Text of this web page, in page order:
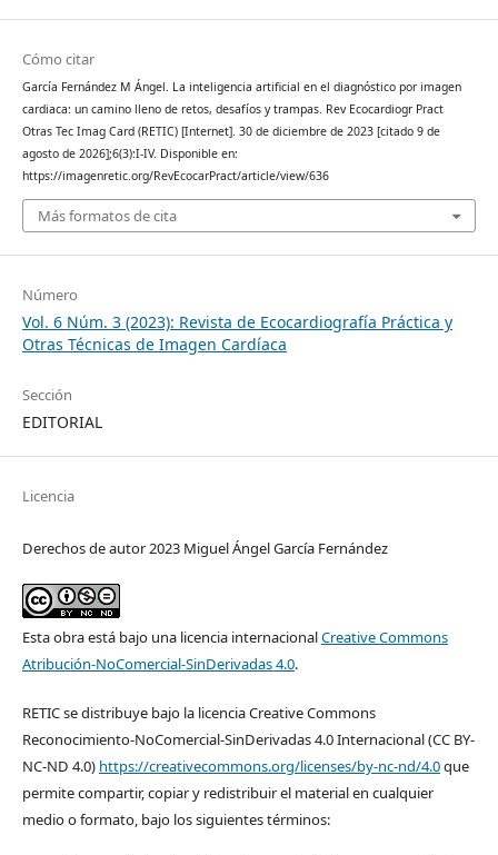
Cómo citar
García Fernández M Ángel. La inteligencia artificial en el diagnóstico por imagen
cardiaca: un camino lleno de retos, desafíos y trampas. Rev Ecocardiogr Pract
Otras Tec Imag Card (RETIC) [Internet]. 30 de diciembre de 2023 [citado 9 de
agosto de 2026];6(3):I-IV. Disponible en:
https://imagenretic.org/RevEcocarPract/article/view/636
Más formatos de cita
Número
Vol. 6 Núm. 3 (2023): Revista de Ecocardiografía Práctica y
Otras Técnicas de Imagen Cardíaca
Sección
EDITORIAL
Licencia
Derechos de autor 2023 Miguel Ángel García Fernández
Esta obra está bajo una licencia internacionalCreative Commons
Atribución-NoComercial-SinDerivadas 4.0.
RETIC se distribuye bajo la licencia Creative Commons
Reconocimiento-NoComercial-SinDerivadas 4.0 Internacional (CC BY-
NC-ND 4.0) https://creativecommons.org/licenses/by-nc-nd/4.0que
permite compartir, copiar y redistribuir el material en cualquier
medio o formato, bajo los siguientes términos: